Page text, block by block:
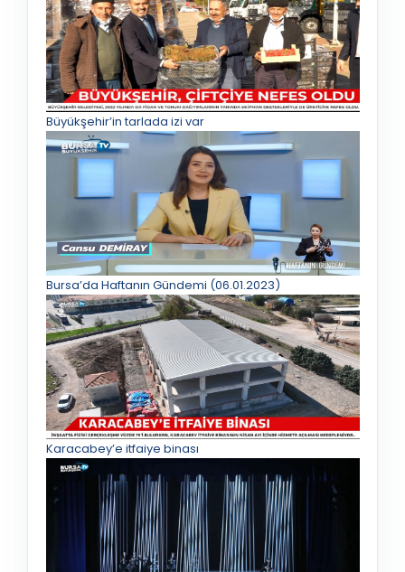
Büyükşehir’in tarlada izi var
Bursa’da Haftanın Gündemi (06.01.2023)
Karacabey’e itfaiye binası